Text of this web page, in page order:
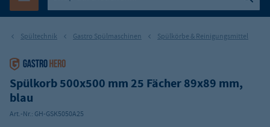
Spültechnik Gastro Spülmaschinen Spülkörbe & Reinigungsmittel
Spülkorb 500x500 mm 25 Fächer 89x89 mm,
blau
Art.-Nr.: GH-GSK5050A25